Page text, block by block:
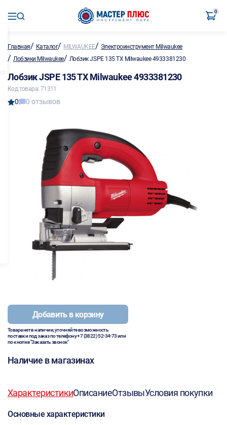
0
Главная/ Каталог/ MILWAUKEE/ Электроинструмент Milwaukee
/ Лобзики Milwaukee/ Лобзик JSPE 135 TX Milwaukee 4933381230
Лобзик JSPE 135 TX Milwaukee 4933381230
Код товара: 71311
0 0 отзывов
Добавить в корзину
Товара нет в наличии, уточняйте возможность
поставки под заказ по телефону+7 (3822) 52-34-73или
по кнопке "Заказать звонок"
Наличие в магазинах
ХарактеристикиОписаниеОтзывыУсловия покупки
Основные характеристики